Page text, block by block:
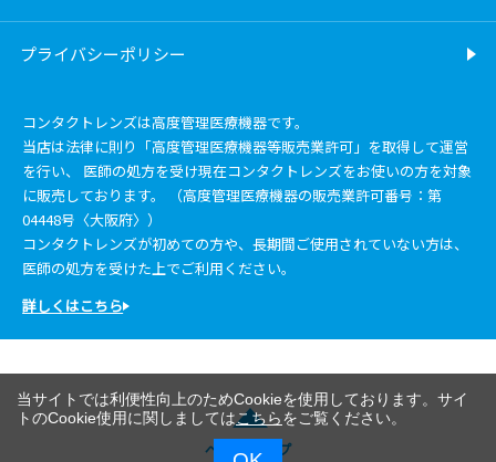
プライバシーポリシー
コンタクトレンズは高度管理医療機器です。
当店は法律に則り「高度管理医療機器等販売業許可」を取得して運営
を行い、 医師の処方を受け現在コンタクトレンズをお使いの方を対象
に販売しております。 （高度管理医療機器の販売業許可番号：第
04448号〈大阪府〉）
コンタクトレンズが初めての方や、長期間ご使用されていない方は、
医師の処方を受けた上でご利用ください。
詳しくはこちら
ページトップ
当サイトでは利便性向上のためCookieを使用しております。サイ
トのCookie使用に関しましてはこちらをご覧ください。